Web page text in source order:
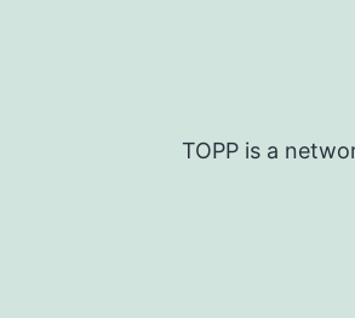
TOPP is a